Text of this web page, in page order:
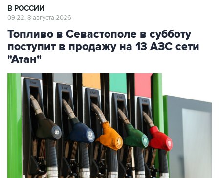
Топливо в Севастополе в субботу
поступит в продажу на 13 АЗС сети
"Атан"
Фото: Максим Чурусов/ТАСС